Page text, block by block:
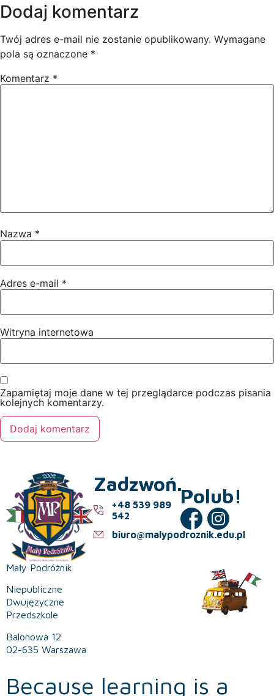
Dodaj komentarz
Twój adres e-mail nie zostanie opublikowany. Wymagane
pola są oznaczone *
Komentarz *
Nazwa *
Adres e-mail *
Witryna internetowa
Zapamiętaj moje dane w tej przeglądarce podczas pisania
kolejnych komentarzy.
Mały Podróżnik
Niepubliczne
Dwujęzyczne
Przedszkole
Balonowa 12
02-635 Warszawa
Zadzwoń.
+48 539 989
542
biuro@malypodroznik.edu.pl
Polub!
Because learning is a